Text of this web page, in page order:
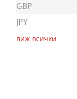
GBP
JPY
виж всички